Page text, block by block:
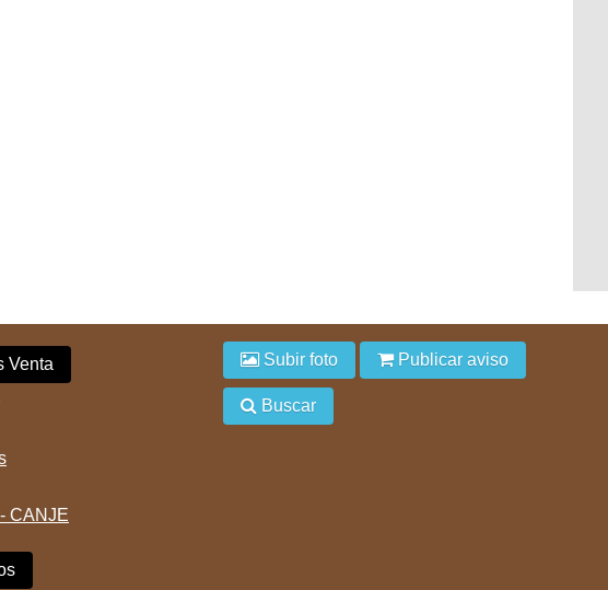
Venta
CANJE
Subir foto Publicar aviso
Buscar